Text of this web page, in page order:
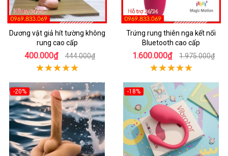
Dương vật giả hít tường không
rung cao cấp
400.000₫ 444.000₫
Trứng rung thiên nga kết nối
Bluetooth cao cấp
1.600.000₫ 1.975.000₫
-20% -18%